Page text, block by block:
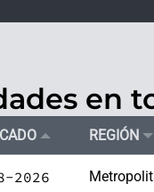
en
REGIÓN
2026